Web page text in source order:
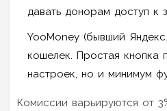
давать донорам доступ к
YooMoney (бывший
кошелек. Простая кнопка
настроек, но и минимум
Комиссии варьируются от